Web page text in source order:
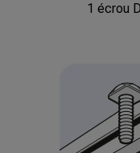
1 écrou